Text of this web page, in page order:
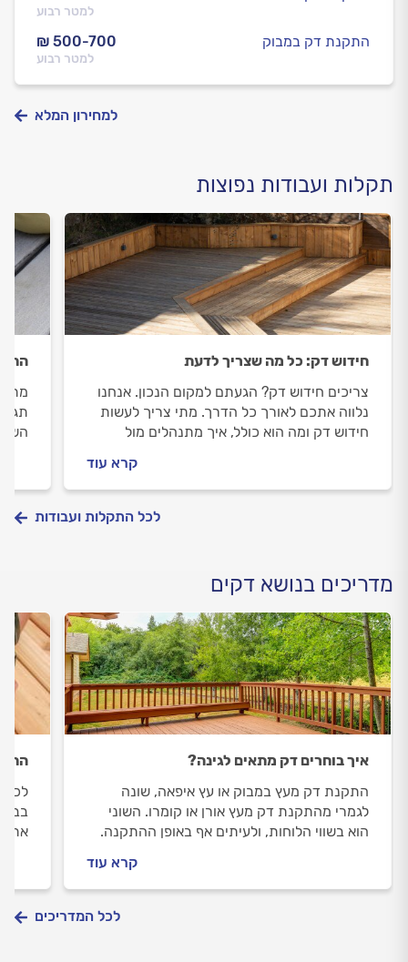
למטר רבוע
₪ 500-700
למטר רבוע
התקנת דק במבוק
למחירון המלא
תקלות ועבודות נפוצות
חידוש דק: כל מה שצריך לדעת
צריכים חידוש דק? הגעתם למקום הנכון. אנחנו
נלווה אתכם לאורך כל הדרך. מתי צריך לעשות
חידוש דק ומה הוא כולל, איך מתנהלים מול
קרא עוד
לכל התקלות ועבודות
מדריכים בנושא דקים
איך בוחרים דק מתאים לגינה?
התקנת דק מעץ במבוק או עץ איפאה, שונה
לגמרי מהתקנת דק מעץ אורן או קומרו. השוני
הוא בשווי הלוחות, ולעיתים אף באופן ההתקנה.
קרא עוד
לכל
את
לכל המדריכים